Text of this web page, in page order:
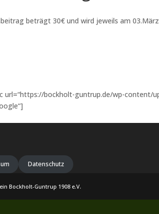
beträgt 30€ und wird jeweils am
url=“https://bockholt-guntrup.de/wp-content/
Datenschutz
Bockholt-Guntrup 1908 e.V.